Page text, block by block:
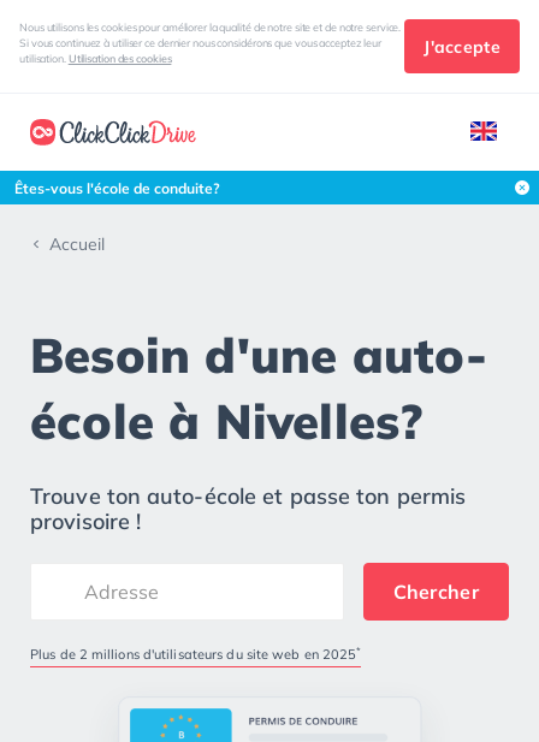
Nous utilisons les cookies pour améliorer la qualité de notre site et de notre service.
Si vous continuez à utiliser ce dernier nous considérons que vous acceptez leur
utilisation. Utilisation des cookies
J'accepte
Êtes-vous l'école de conduite?
Accueil
Besoin d'une auto-
école à Nivelles?
Trouve ton auto-école et passe ton permis
provisoire !
Chercher
Plus de 2 millions d'utilisateurs du site web en 2025*